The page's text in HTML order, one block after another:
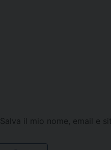
Salva il mio nome, email e